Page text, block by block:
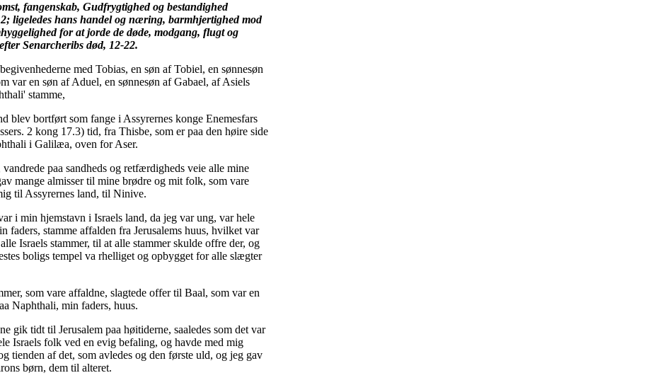
fangenskab, Gudfrygtighed og bestandighed
ligeledes hans handel og næring, barmhjertighed mod
for at jorde de døde, modgang, flugt og
Senarcheribs død, 12-22.
med Tobias, en søn af Tobiel, en sønnesøn
var en søn af Aduel, en sønnesøn af Gabael, af Asiels
stamme,
blev bortført som fange i Assyrernes konge Enemesfars
2 kong 17.3) tid, fra Thisbe, som er paa den høire side
i Galilæa, oven for Aser.
vandrede paa sandheds og retfærdigheds veie alle mine
mange almisser til mine brødre og mit folk, som vare
til Assyrernes land, til Ninive.
i min hjemstavn i Israels land, da jeg var ung, var hele
faders, stamme affalden fra Jerusalems huus, hvilket var
Israels stammer, til at alle stammer skulde offre der, og
boligs tempel va rhelliget og opbygget for alle slægter
som vare affaldne, slagtede offer til Baal, som var en
Naphthali, min faders, huus.
gik tidt til Jerusalem paa høitiderne, saaledes som det var
Israels folk ved en evig befaling, og havde med mig
tienden af det, som avledes og den første uld, og jeg gav
børn, dem til alteret.